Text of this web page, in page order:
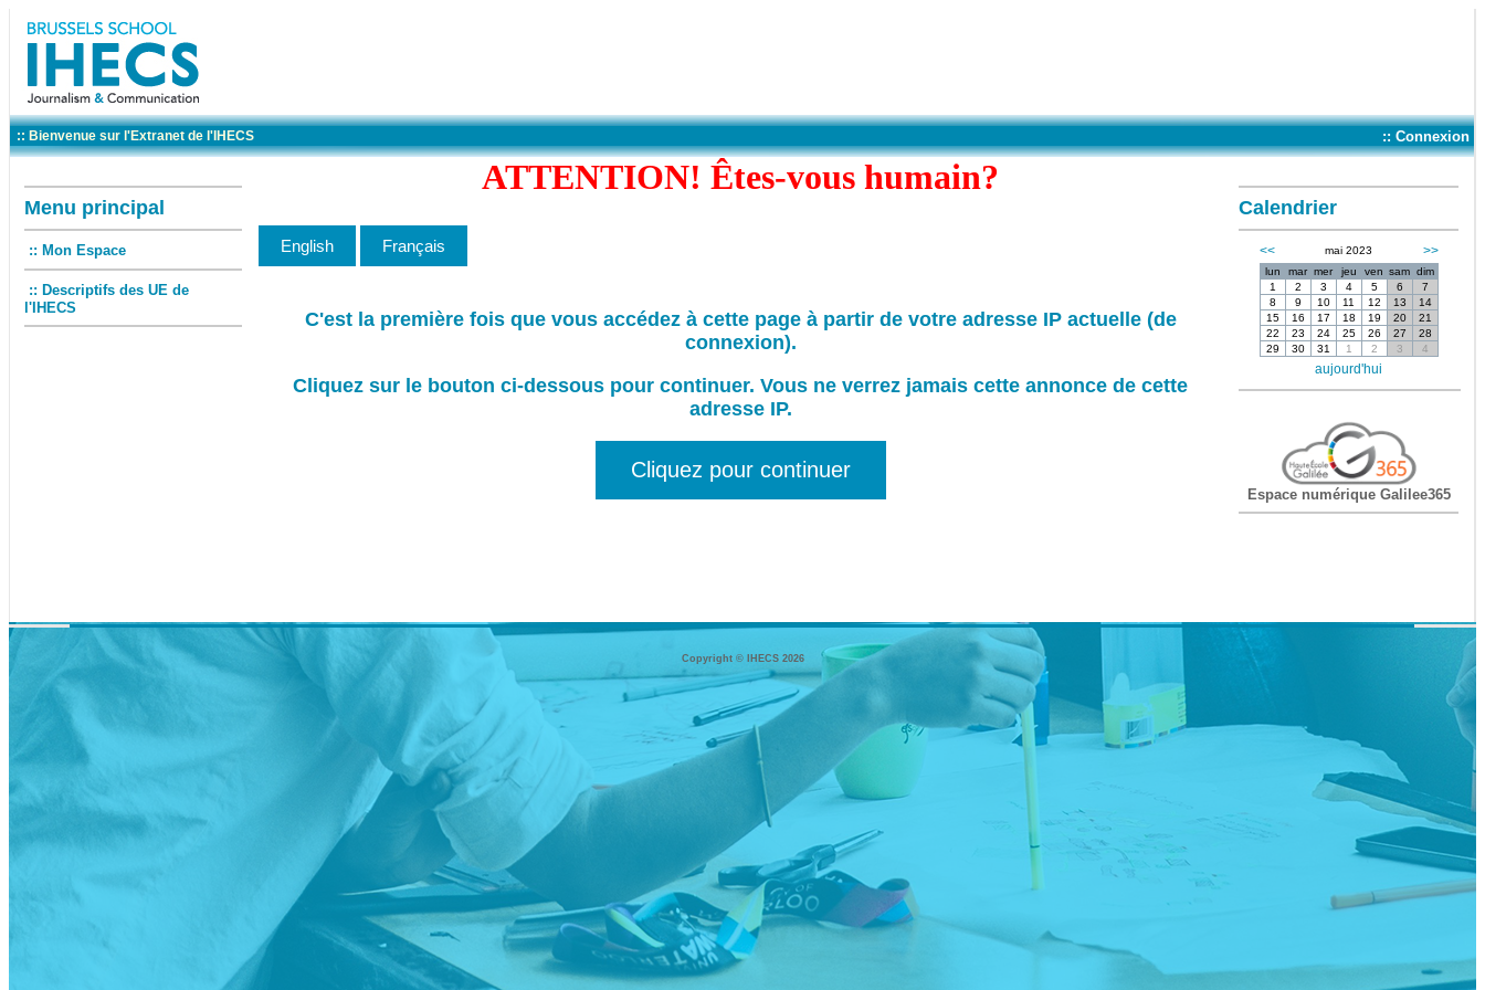
:: Bienvenue sur l'Extranet de l'IHECS :: Connexion
Menu principal
:: Mon Espace
:: Descriptifs des UE de
l'IHECS
ATTENTION! Êtes-vous humain?
C'est la première fois que vous accédez à cette page à partir de votre adresse IP actuelle (de
connexion).
Cliquez sur le bouton ci-dessous pour continuer. Vous ne verrez jamais cette annonce de cette
adresse IP.
Calendrier
<< mai 2023 >>
lun mar mer jeu ven sam dim
1
2 3 4 5 6
7
8
9 10 11 12 13
14
15
16 17 18 19 20
21
22
23 24 25 26 27
28
29
30 31 1 2 3 4
aujourd'hui
Espace numérique Galilee365
Copyright © IHECS 2026